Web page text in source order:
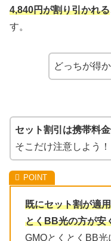
4,840円が割り引かれる
す。
どっちが得
セット割引は携帯料
そこだけ注意しよう！
既にセット割が適
とくBB光の方が安
GMOとくとくBB光